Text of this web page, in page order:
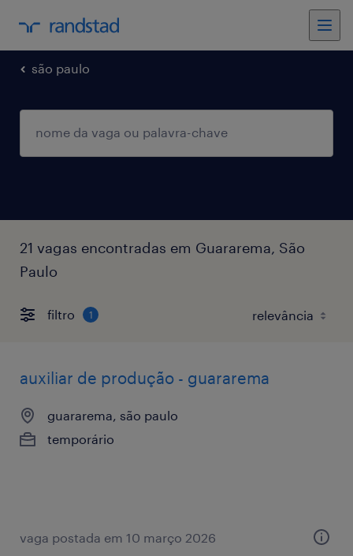
são paulo
21 vagas encontradas em Guararema, São
Paulo
filtro 1
auxiliar de produção - guararema
guararema, são paulo
temporário
vaga postada em 10 março 2026